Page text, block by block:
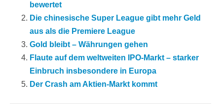
bewertet
Die chinesische Super League gibt mehr Geld
aus als die Premiere League
Gold bleibt – Währungen gehen
Flaute auf dem weltweiten IPO-Markt – starker
Einbruch insbesondere in Europa
Der Crash am Aktien-Markt kommt